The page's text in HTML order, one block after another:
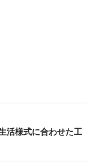
活様式に合わせた工